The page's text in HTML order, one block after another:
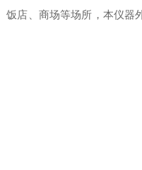
饭店、商场等场所，本仪器